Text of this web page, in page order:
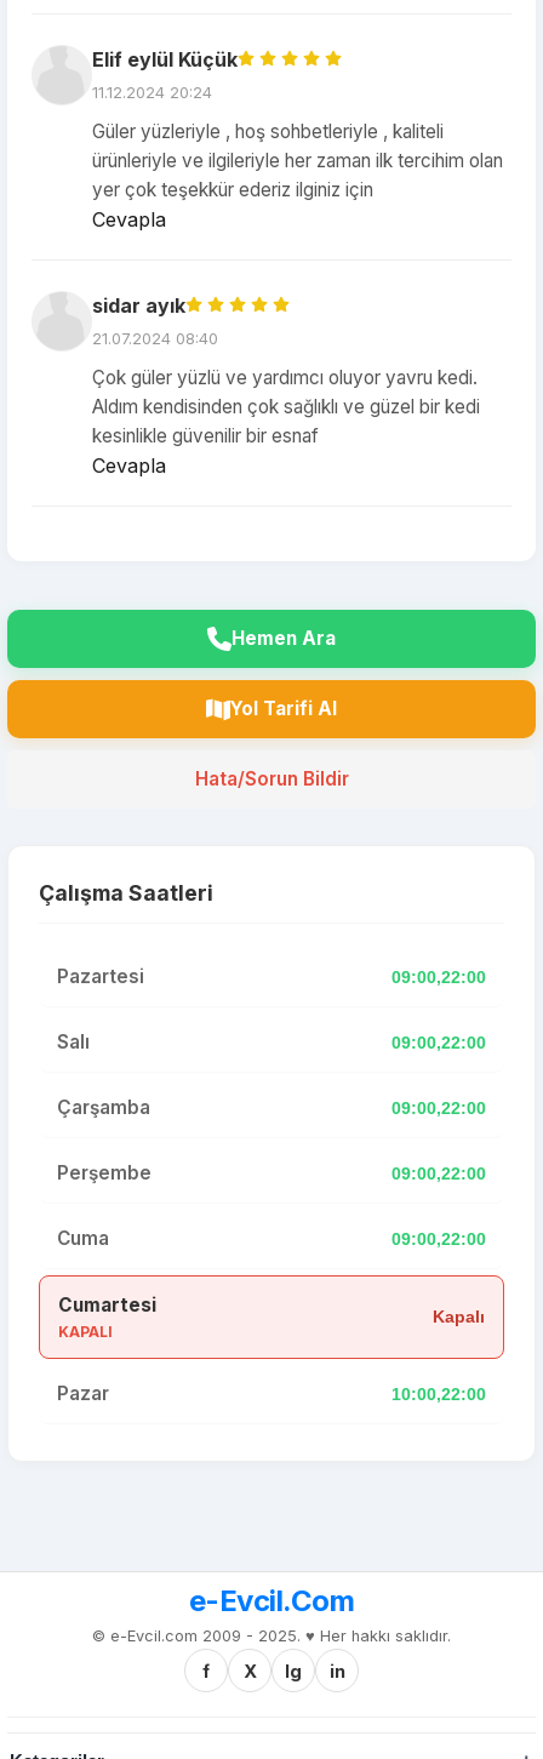
Elif eylül Küçük
11.12.2024 20:24
Güler yüzleriyle , hoş sohbetleriyle , kaliteli
ürünleriyle ve ilgileriyle her zaman ilk tercihim olan
yer çok teşekkür ederiz ilginiz için
Cevapla
sidar ayık
21.07.2024 08:40
Çok güler yüzlü ve yardımcı oluyor yavru kedi.
Aldım kendisinden çok sağlıklı ve güzel bir kedi
kesinlikle güvenilir bir esnaf
Cevapla
Hemen Ara
Yol Tarifi Al
Hata/Sorun Bildir
Çalışma Saatleri
Pazartesi 09:00,22:00
Salı 09:00,22:00
Çarşamba 09:00,22:00
Perşembe 09:00,22:00
Cuma 09:00,22:00
Cumartesi
KAPALI
Kapalı
Pazar 10:00,22:00
e-Evcil.Com
© e-Evcil.com 2009 - 2025. ♥️ Her hakkı saklıdır.
f X Ig in